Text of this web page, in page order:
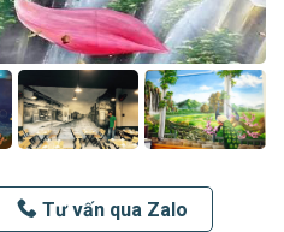
Tư vấn qua Zalo